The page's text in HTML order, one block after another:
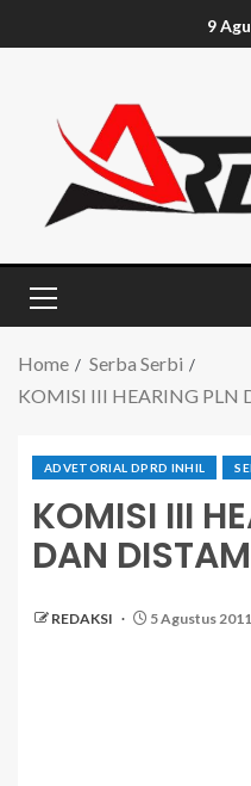
9
Home
Serba Serbi
KOMISI III HEARING PLN
ADVETORIAL DPRD INHIL
KOMISI III
DAN
REDAKSI 5 Agustus 2011